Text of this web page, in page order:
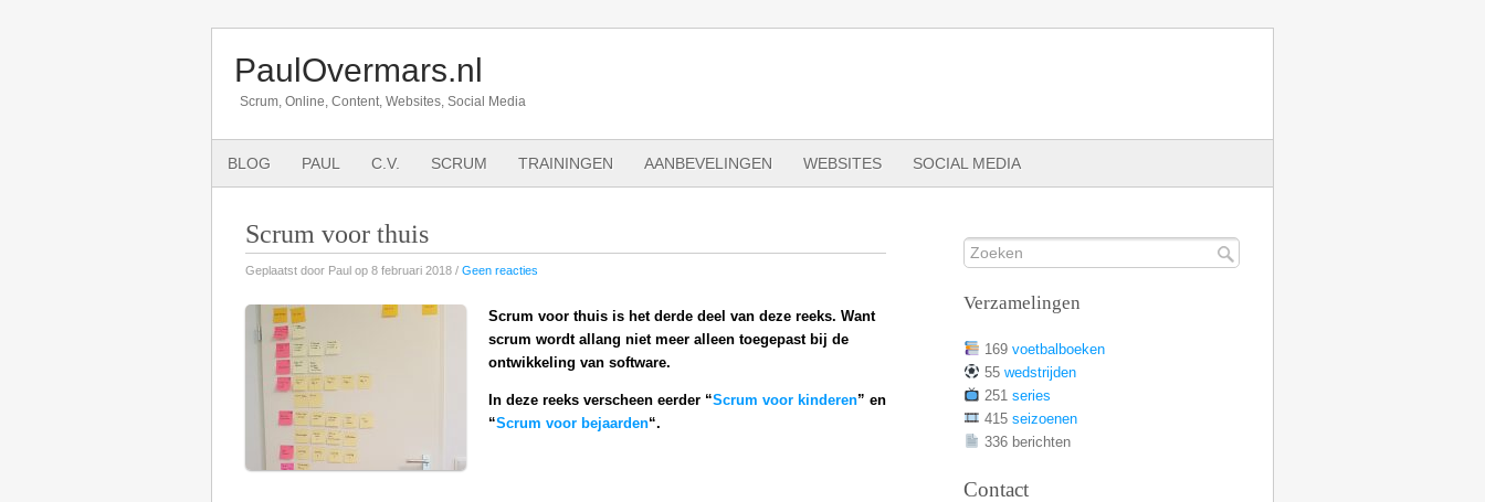
PaulOvermars.nl
Scrum, Online, Content, Websites, Social Media
BLOG PAUL C.V. SCRUM TRAININGEN AANBEVELINGEN WEBSITES SOCIAL MEDIA
Scrum voor thuis
Geplaatst door Paul op 8 februari 2018 / Geen reacties
Scrum voor thuis is het derde deel van deze reeks. Want
scrum wordt allang niet meer alleen toegepast bij de
ontwikkeling van software.
In deze reeks verscheen eerder “Scrum voor kinderen” en
“Scrum voor bejaarden“.
Verzamelingen
169 voetbalboeken
55 wedstrijden
251 series
415 seizoenen
336 berichten
Contact